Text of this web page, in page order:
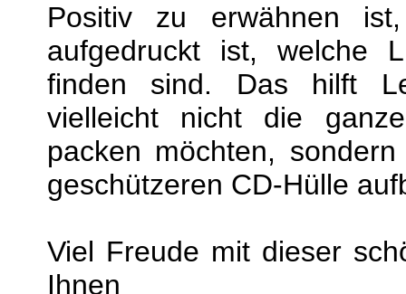
Positiv zu erwähnen
aufgedruckt ist, welche
finden sind. Das hilft
vielleicht nicht die
packen möchten,
geschützeren CD-Hülle
Viel Freude mit dieser
Ihnen